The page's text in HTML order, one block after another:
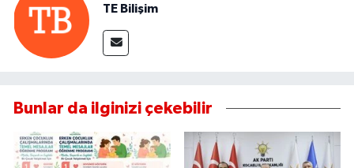
TE Bilişim
Bunlar da ilginizi çekebilir